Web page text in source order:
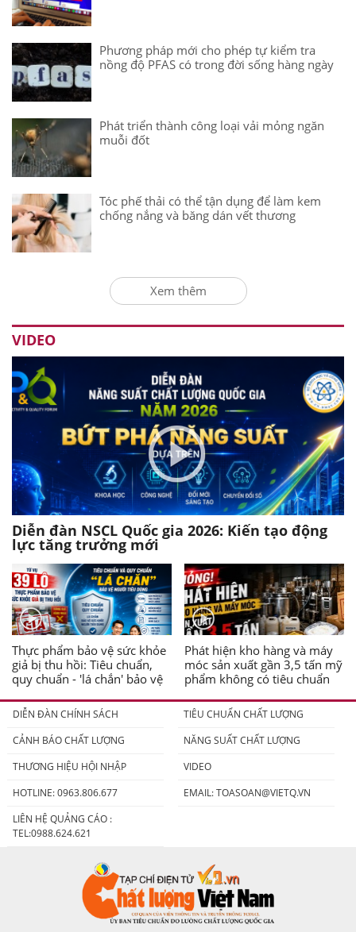
Phương pháp mới cho phép tự kiểm tra
nồng độ PFAS có trong đời sống hàng ngày
Phát triển thành công loại vải mỏng ngăn
muỗi đốt
Tóc phế thải có thể tận dụng để làm kem
chống nắng và băng dán vết thương
Xem thêm
VIDEO
Diễn đàn NSCL Quốc gia 2026: Kiến tạo động
lực tăng trưởng mới
Thực phẩm bảo vệ sức khỏe
giả bị thu hồi: Tiêu chuẩn,
quy chuẩn - 'lá chắn' bảo vệ
Phát hiện kho hàng và máy
móc sản xuất gần 3,5 tấn mỹ
phẩm không có tiêu chuẩn
DIỄN ĐÀN CHÍNH SÁCH
TIÊU CHUẨN CHẤT LƯỢNG
CẢNH BÁO CHẤT LƯỢNG
NĂNG SUẤT CHẤT LƯỢNG
THƯƠNG HIỆU HỘI NHẬP
VIDEO
HOTLINE: 0963.806.677
EMAIL:TOASOAN@VIETQ.VN
LIÊN HỆ QUẢNG CÁO :
TEL:0988.624.621